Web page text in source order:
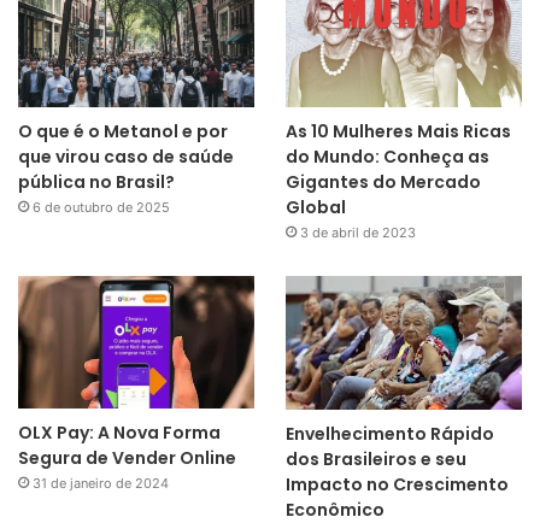
O que é o Metanol e por
que virou caso de saúde
pública no Brasil?
6 de outubro de 2025
As 10 Mulheres Mais Ricas
do Mundo: Conheça as
Gigantes do Mercado
Global
3 de abril de 2023
OLX Pay: A Nova Forma
Segura de Vender Online
31 de janeiro de 2024
Envelhecimento Rápido
dos Brasileiros e seu
Impacto no Crescimento
Econômico